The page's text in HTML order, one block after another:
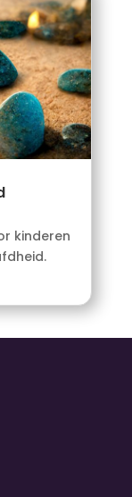
kinderen